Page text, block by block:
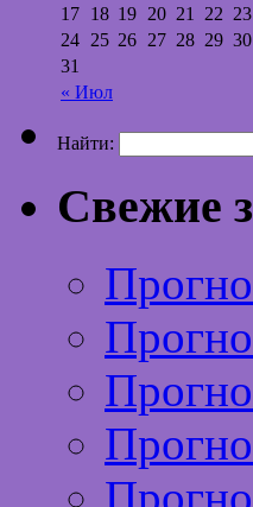
« Июл
17 18 19 20 21 22 23
24 25 26 27 28 29 30
31
Найти:
Свежие